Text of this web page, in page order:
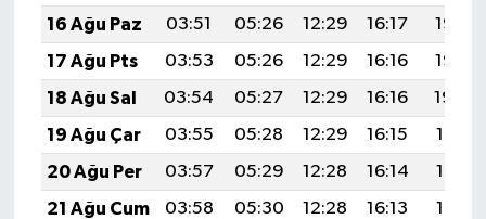
16 Ağu Paz
03:51 05:26 12:29 16:17
19:23
17 Ağu Pts
03:53 05:26 12:29 16:16
19:22
18 Ağu Sal
03:54 05:27 12:29 16:16
19:20
19 Ağu Çar
03:55 05:28 12:29 16:15
19:19
20 Ağu Per
03:57 05:29 12:28 16:14
19:18
21 Ağu Cum
03:58 05:30 12:28 16:13
19:16